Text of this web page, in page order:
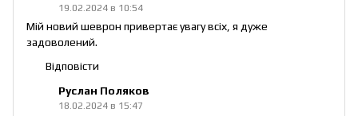
19.02.2024 в 10:54
Мій новий шеврон привертає увагу всіх, я дуже
задоволений.
Відповісти
Руслан Поляков
18.02.2024 в 15:47